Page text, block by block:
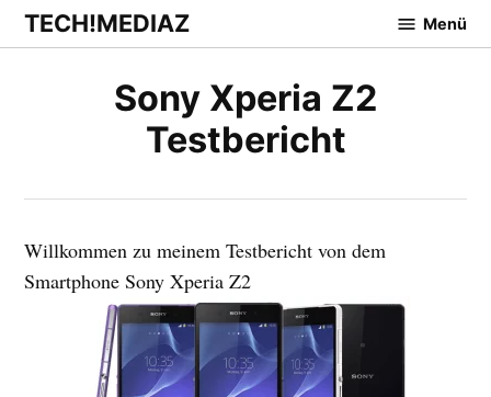
Zum
Inhalt
TECH!MEDIAZ Menü
Sony Xperia Z2
Testbericht
Willkommen zu meinem Testbericht von dem
Smartphone Sony Xperia Z2